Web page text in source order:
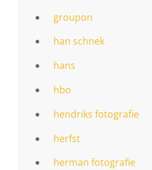
groupon
han schnek
hans
hbo
hendriks fotografie
herfst
herman fotografie